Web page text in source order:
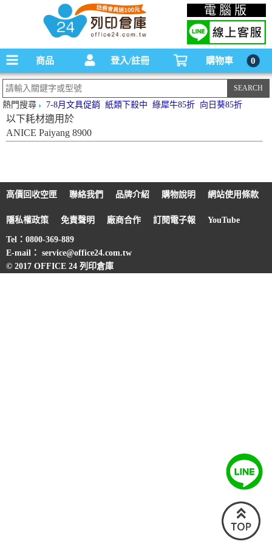
碳粉匣，墨水匣,原廠碳粉匣，副廠碳粉匣，環保碳粉匣,連續供墨印表機-office24列印
倉庫線上購物手機版
電腦版
商品 登入/註冊 購物車 0
熱門搜尋 7-8月文具促銷 紙類下殺中 綠犀牛85折 向日葵85折
以下耗材適用於
ANICE Paiyang 8900
高價回收空匣 聯絡我們 品牌介紹 購物說明 網站使用條款
隱私權政策 免責聲明 廠商合作 訂閱電子報 YouTube
Tel：0800-369-889
E-mail： service@office24.com.tw
© 2017 OFFICE 24 列印倉庫